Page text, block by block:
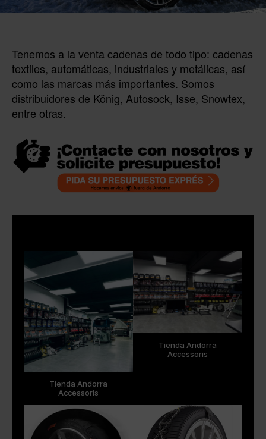
Tenemos a la venta cadenas de todo tipo: cadenas
textiles, automáticas, industriales y metálicas, así
como las marcas más importantes. Somos
distribuidores de König, Autosock, Isse, Snowtex,
entre otras.
Tienda Andorra
Accessoris
Tienda Andorra
Accessoris